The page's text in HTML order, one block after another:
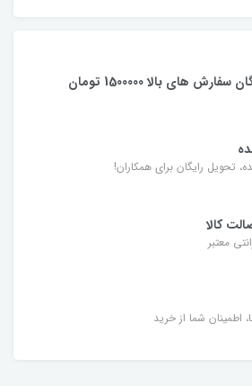
های بالا 1500000 تومان
تحویل رایگان برای همکاران!
کالا
معتبر
اطمینان شما از خرید